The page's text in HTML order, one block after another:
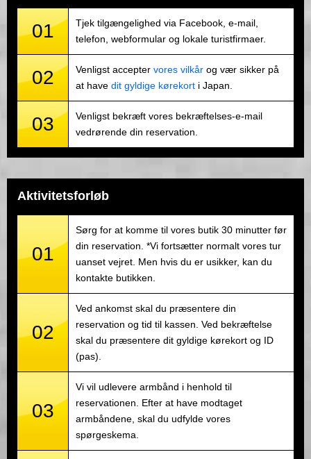
01
Tjek tilgængelighed via Facebook, e-mail,
telefon, webformular og lokale turistfirmaer.
02 Venligst accepter vores vilkår og vær sikker på
at have dit gyldige kørekort i Japan.
03
Venligst bekræft vores bekræftelses-e-mail
vedrørende din reservation.
Aktivitetsforløb
01
Sørg for at komme til vores butik 30 minutter før
din reservation. *Vi fortsætter normalt vores tur
uanset vejret. Men hvis du er usikker, kan du
kontakte butikken.
02
Ved ankomst skal du præsentere din
reservation og tid til kassen. Ved bekræftelse
skal du præsentere dit gyldige kørekort og ID
(pas).
03
Vi vil udlevere armbånd i henhold til
reservationen. Efter at have modtaget
armbåndene, skal du udfylde vores
spørgeskema.